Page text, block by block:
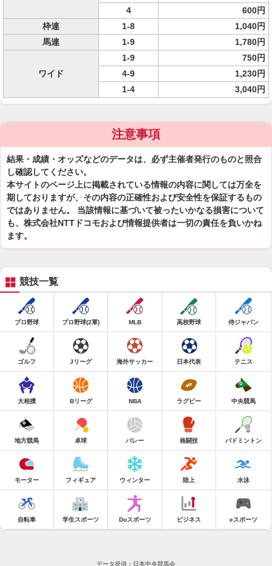
4
600円
枠連
1-8
1,040円
馬連
1-9 1,780円
ワイド
1-9
750円
4-9
1,230円
1-4
3,040円
注意事項
結果・成績・オッズなどのデータは、必ず主催者発行のものと照合
し確認してください。
本サイトのページ上に掲載されている情報の内容に関しては万全を
期しておりますが、その内容の正確性および安全性を保証するもの
ではありません。 当該情報に基づいて被ったいかなる損害について
も、株式会社NTTドコモおよび情報提供者は一切の責任を負いかね
ます。
競技一覧
プロ野球 プロ野球(2軍) MLB 高校野球 侍ジャパン
ゴルフ Jリーグ 海外サッカー 日本代表 テニス
大相撲 Bリーグ NBA ラグビー 中央競馬
地方競馬 卓球 バレー 格闘技 バドミントン
モーター フィギュア ウィンター 陸上 水泳
自転車 学生スポーツ Doスポーツ ビジネス eスポーツ
データ提供：日本中央競馬会